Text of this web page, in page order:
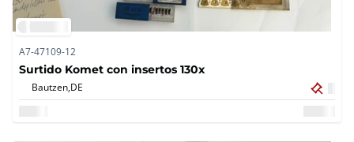
A7-47109-12
Surtido Komet con insertos 130x
Bautzen,DE